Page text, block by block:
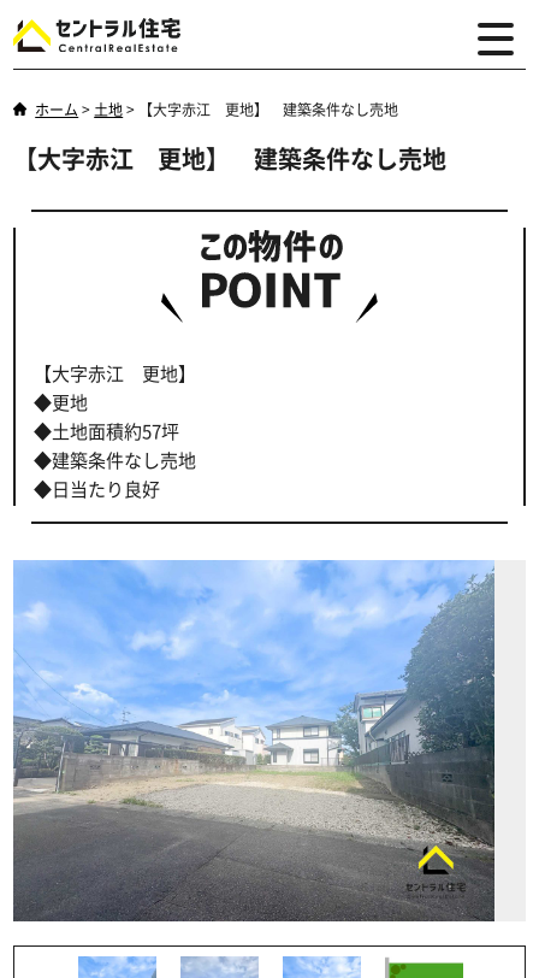
ホーム > 土地> 【大字赤江 更地】 建築条件なし売地
【大字赤江 更地】 建築条件なし売地
【大字赤江 更地】
◆更地
◆土地面積約57坪
◆建築条件なし売地
◆日当たり良好